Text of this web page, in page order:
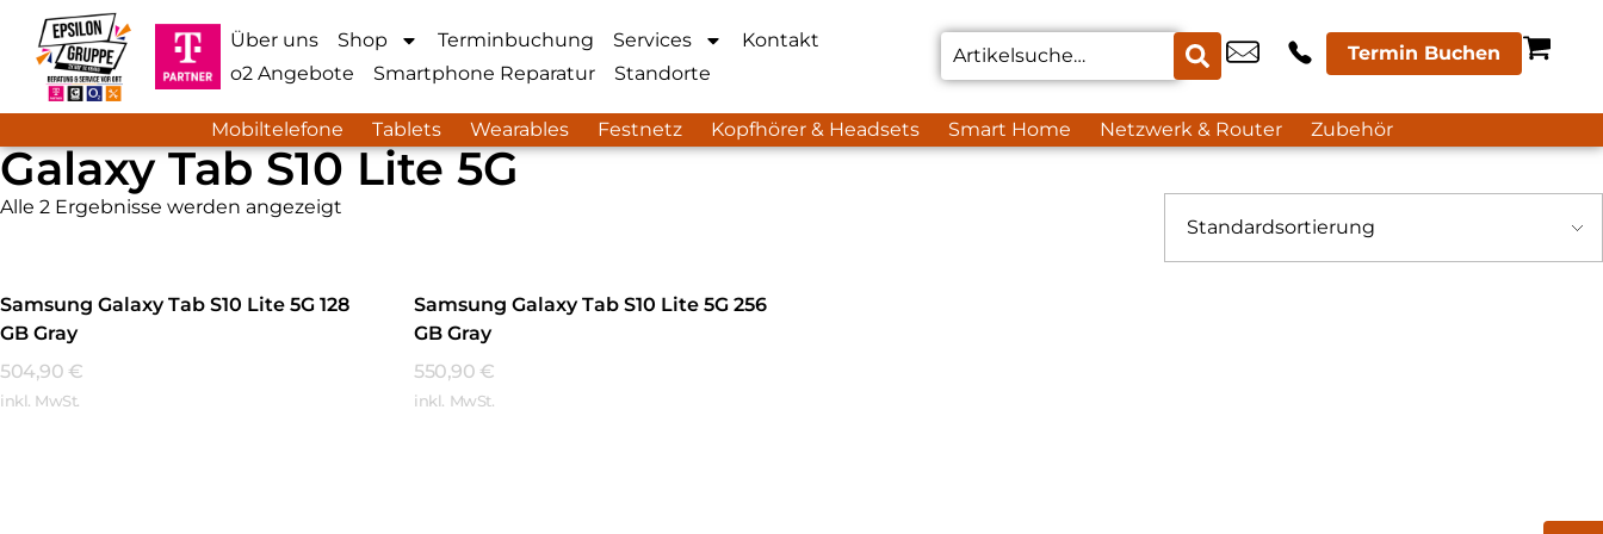
Über uns Shop Terminbuchung Services
Kontakt
o2 Angebote
Smartphone Reparatur Standorte
Termin Buchen
Mobiltelefone Tablets Wearables Festnetz Kopfhörer & Headsets Smart Home Netzwerk & Router Zubehör
Galaxy Tab S10 Lite 5G
Alle 2 Ergebnisse werden angezeigt
Samsung Galaxy Tab S10 Lite 5G 128
GB Gray
504,90 €
inkl. MwSt.
Samsung Galaxy Tab S10 Lite 5G 256
GB Gray
550,90 €
inkl. MwSt.